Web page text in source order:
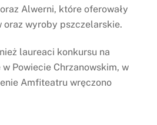
Alwerni, które oferowały
oraz wyroby pszczelarskie.
laureaci konkursu na
Powiecie Chrzanowskim, w
Amfiteatru wręczono